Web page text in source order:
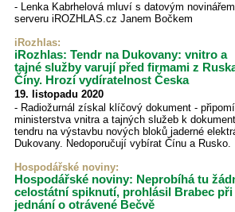
- Lenka Kabrhelová mluví s datovým novinářem
serveru iROZHLAS.cz Janem Bočkem
iRozhlas:
iRozhlas: Tendr na Dukovany: vnitro a
tajné služby varují před firmami z
Číny. Hrozí vydíratelnost Česka
19. listopadu 2020
- Radiožurnál získal klíčový dokument -
ministerstva vnitra a tajných služeb k
tendru na výstavbu nových bloků jaderné
Dukovany. Nedoporučují vybírat Čínu a Rusko.
Hospodářské noviny:
Hospodářské noviny: Neprobíhá tu
celostátní spiknutí, prohlásil Brabec při
jednání o otrávené Bečvě